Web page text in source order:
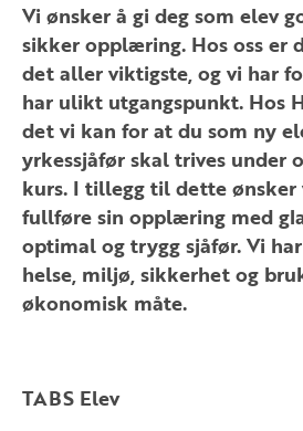
Vi ønsker å gi deg som elev
sikker opplæring. Hos oss er
det aller viktigste, og vi har
har ulikt utgangspunkt. Hos
det vi kan for at du som ny
yrkessjåfør skal trives under
kurs. I tillegg til dette
fullføre sin opplæring med
optimal og trygg sjåfør. Vi
helse, miljø, sikkerhet og
økonomisk måte.
TABS Elev